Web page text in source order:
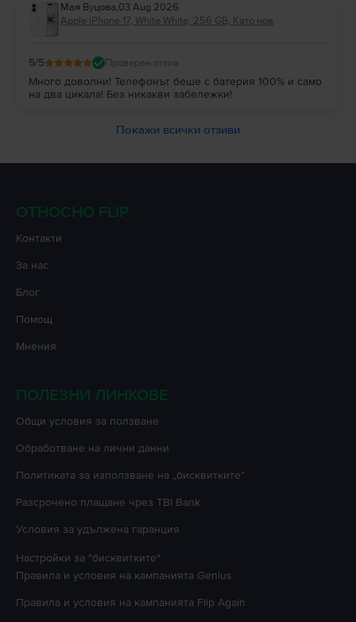
Мая Вуцова,03 Aug 2026
Apple iPhone 17, White White, 256 GB, Като нов
5/5 Проверен отзив
Много доволни! Телефонът беше с батерия 100% и само
на два цикала! Без никакви забележки!
Покажи всички отзиви
ОТНОСНО FLIP
Контакти
За нас
Блог
Помощ
Мнения
ПОЛЕЗНИ ЛИНКОВЕ
Oбщи условия за ползване
Oбработване на лични данни
Политиката за използване на „бисквитките”
Разсрочено плащане чрез TBI Bank
Условия за удължена гаранция
Настройки за "бисквитките"
Правила и условия на кампанията Genius
Правила и условия на кампанията Flip Again